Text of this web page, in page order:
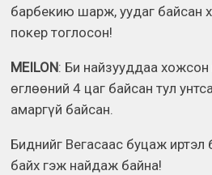
барбекию шарж, уудаг байсан
покер тоглосон!
MEILON: Би найзууддаа хожсон
өглөөний 4 цаг байсан тул
амаргүй байсан.
Биднийг Вегасаас буцаж иртэл
байх гэж найдаж байна!